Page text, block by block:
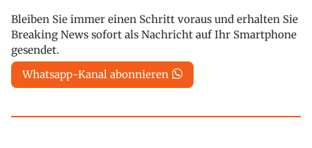
Bleiben Sie immer einen Schritt voraus und erhalten Sie
Breaking News sofort als Nachricht auf Ihr Smartphone
gesendet.
Whatsapp-Kanal abonnieren